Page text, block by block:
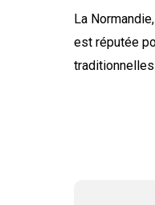
La
est réputée
traditionnelles